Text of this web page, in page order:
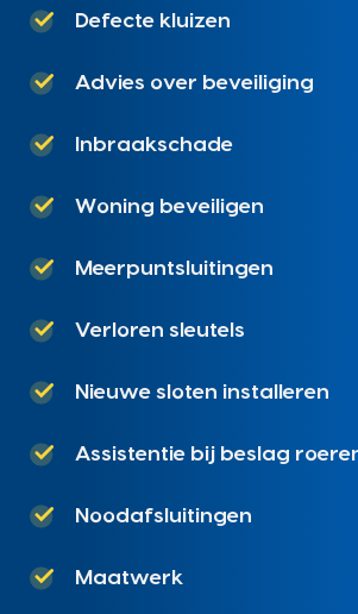
Defecte kluizen
Advies over beveiliging
Inbraakschade
Woning beveiligen
Meerpuntsluitingen
Verloren sleutels
Nieuwe sloten installeren
Assistentie bij beslag
Noodafsluitingen
Maatwerk